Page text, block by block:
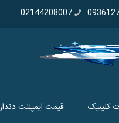
02144208007
کلینیک قیمت ایمپلنت